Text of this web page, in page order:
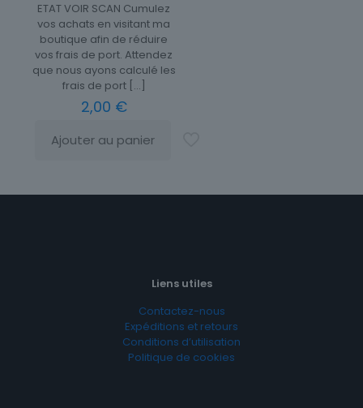
ETAT VOIR SCAN Cumulez
vos achats en visitant ma
boutique afin de réduire
vos frais de port. Attendez
que nous ayons calculé les
frais de port[…]
2,00 €
Ajouter au panier
Liens utiles
Contactez-nous
Expéditions et retours
Conditions d’utilisation
Politique de cookies